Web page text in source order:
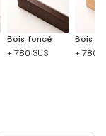
Bois foncé
+ 780 $US
Bois
+ 780